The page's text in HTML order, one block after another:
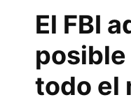
El FBI
todo el